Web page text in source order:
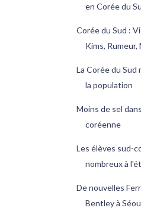
en Corée du
Corée du Sud :
Kims, Rumeur,
La Corée du Sud
la population
Moins de sel
coréenne
Les élèves sud-
nombreux à
De nouvelles
Bentley à